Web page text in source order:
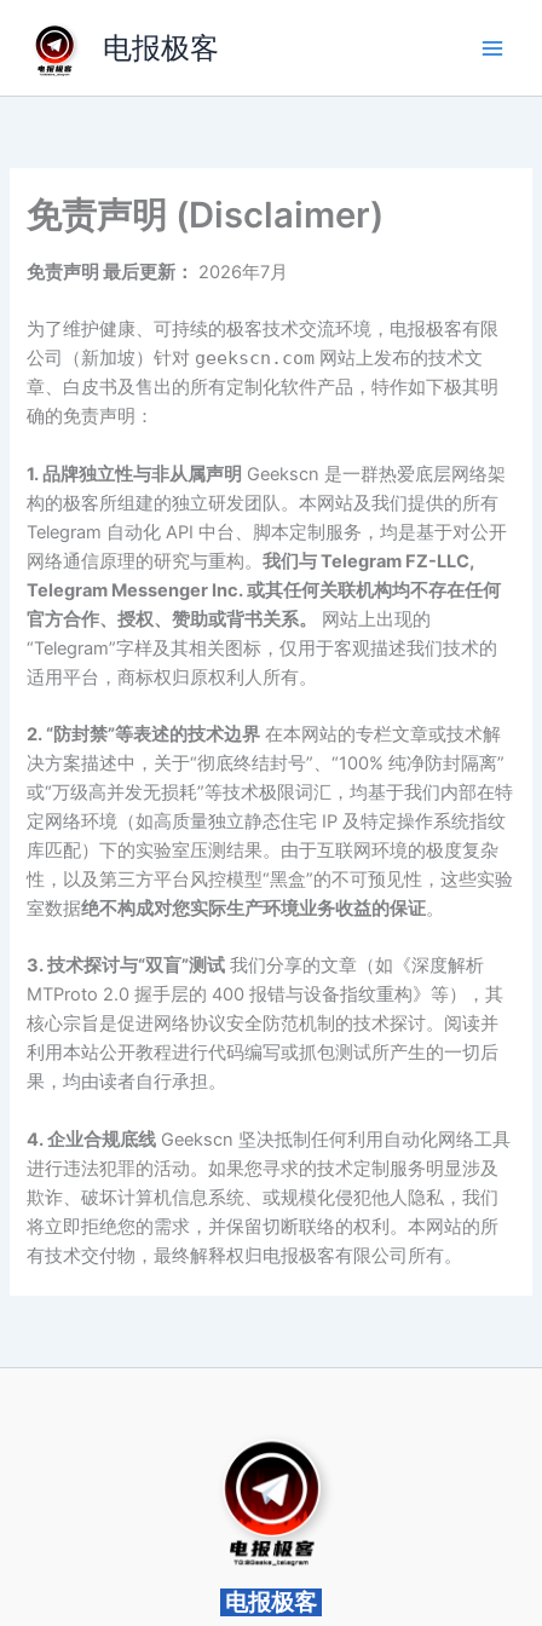
容
电报极客
免责声明 (Disclaimer)
免责声明 最后更新： 2026年7月
为了维护健康、可持续的极客技术交流环境，电报极客有限
公司（新加坡）针对 geekscn.com 网站上发布的技术文
章、白皮书及售出的所有定制化软件产品，特作如下极其明
确的免责声明：
1. 品牌独立性与非从属声明 Geekscn 是一群热爱底层网络架
构的极客所组建的独立研发团队。本网站及我们提供的所有
Telegram 自动化 API 中台、脚本定制服务，均是基于对公开
网络通信原理的研究与重构。我们与 Telegram FZ-LLC,
Telegram Messenger Inc. 或其任何关联机构均不存在任何
官方合作、授权、赞助或背书关系。
网站上出现的
“Telegram”字样及其相关图标，仅用于客观描述我们技术的
适用平台，商标权归原权利人所有。
2. “防封禁”等表述的技术边界 在本网站的专栏文章或技术解
决方案描述中，关于“彻底终结封号”、“100% 纯净防封隔离”
或“万级高并发无损耗”等技术极限词汇，均基于我们内部在特
定网络环境（如高质量独立静态住宅 IP 及特定操作系统指纹
库匹配）下的实验室压测结果。由于互联网环境的极度复杂
性，以及第三方平台风控模型“黑盒”的不可预见性，这些实验
室数据绝不构成对您实际生产环境业务收益的保证。
3. 技术探讨与“双盲”测试 我们分享的文章（如《深度解析
MTProto 2.0 握手层的 400 报错与设备指纹重构》等），其
核心宗旨是促进网络协议安全防范机制的技术探讨。阅读并
利用本站公开教程进行代码编写或抓包测试所产生的一切后
果，均由读者自行承担。
4. 企业合规底线 Geekscn 坚决抵制任何利用自动化网络工具
进行违法犯罪的活动。如果您寻求的技术定制服务明显涉及
欺诈、破坏计算机信息系统、或规模化侵犯他人隐私，我们
将立即拒绝您的需求，并保留切断联络的权利。本网站的所
有技术交付物，最终解释权归电报极客有限公司所有。
电报极客